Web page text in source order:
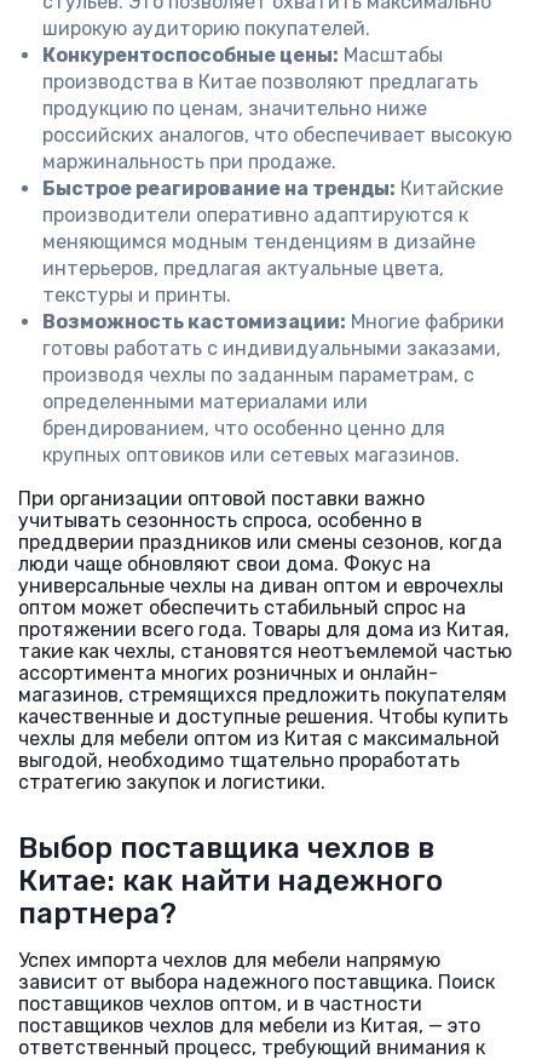
широкую аудиторию покупателей.
Конкурентоспособные цены: Масштабы
производства в Китае позволяют предлагать
продукцию по ценам, значительно ниже
российских аналогов, что обеспечивает высокую
маржинальность при продаже.
Быстрое реагирование на тренды: Китайские
производители оперативно адаптируются к
меняющимся модным тенденциям в дизайне
интерьеров, предлагая актуальные цвета,
текстуры и принты.
Возможность кастомизации: Многие фабрики
готовы работать с индивидуальными заказами,
производя чехлы по заданным параметрам, с
определенными материалами или
брендированием, что особенно ценно для
крупных оптовиков или сетевых магазинов.
При организации оптовой поставки важно
учитывать сезонность спроса, особенно в
преддверии праздников или смены сезонов, когда
люди чаще обновляют свои дома. Фокус на
универсальные чехлы на диван оптом и еврочехлы
оптом может обеспечить стабильный спрос на
протяжении всего года. Товары для дома из Китая,
такие как чехлы, становятся неотъемлемой частью
ассортимента многих розничных и онлайн-
магазинов, стремящихся предложить покупателям
качественные и доступные решения. Чтобы купить
чехлы для мебели оптом из Китая с максимальной
выгодой, необходимо тщательно проработать
стратегию закупок и логистики.
Выбор поставщика чехлов в
Китае: как найти надежного
партнера?
Успех импорта чехлов для мебели напрямую
зависит от выбора надежного поставщика. Поиск
поставщиков чехлов оптом, и в частности
поставщиков чехлов для мебели из Китая, — это
ответственный процесс, требующий внимания к